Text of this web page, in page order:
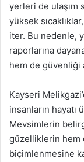
yerleri de ulaşım
yüksek
iter. Bu nedenle,
raporlarına
hem de güvenliği
Kayseri
insanların
Mevsimlerin
güzelliklerin hem
biçimlenmesine